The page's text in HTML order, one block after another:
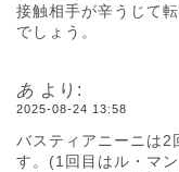
接触相手が辛うじて
でしょう。
あ より:
2025-08-24 13:58
バスティアニーニは2
す。(1回目はル・マ